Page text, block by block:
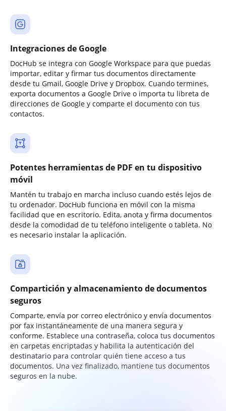
Integraciones de Google
DocHub se integra con Google Workspace para que puedas
importar, editar y firmar tus documentos directamente
desde tu Gmail, Google Drive y Dropbox. Cuando termines,
exporta documentos a Google Drive o importa tu libreta de
direcciones de Google y comparte el documento con tus
contactos.
Potentes herramientas de PDF en tu dispositivo
móvil
Mantén tu trabajo en marcha incluso cuando estés lejos de
tu ordenador. DocHub funciona en móvil con la misma
facilidad que en escritorio. Edita, anota y firma documentos
desde la comodidad de tu teléfono inteligente o tableta. No
es necesario instalar la aplicación.
Compartición y almacenamiento de documentos
seguros
Comparte, envía por correo electrónico y envía documentos
por fax instantáneamente de una manera segura y
conforme. Establece una contraseña, coloca tus documentos
en carpetas encriptadas y habilita la autenticación del
destinatario para controlar quién tiene acceso a tus
documentos. Una vez finalizado, mantiene tus documentos
seguros en la nube.